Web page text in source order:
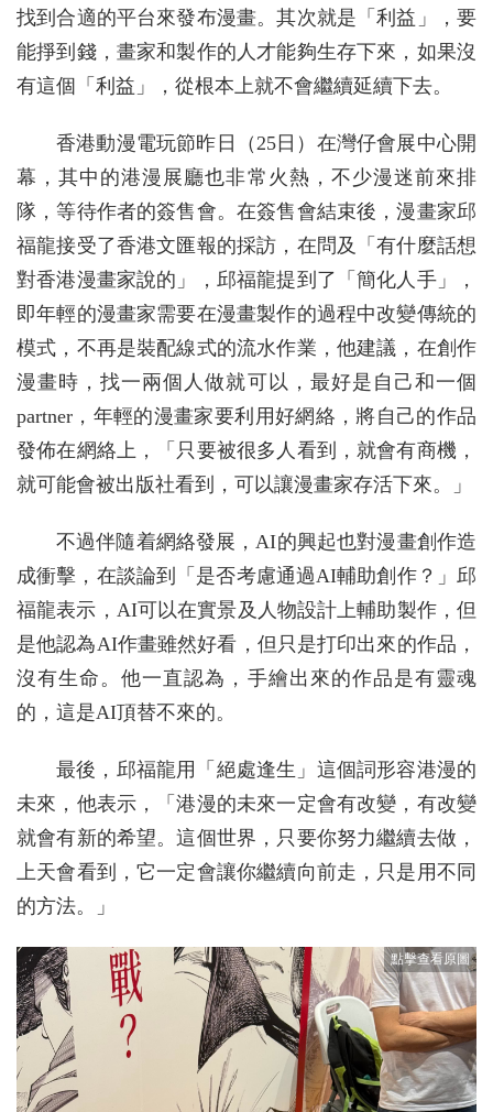
找到合適的平台來發布漫畫。其次就是「利益」，要
能掙到錢，畫家和製作的人才能夠生存下來，如果沒
有這個「利益」，從根本上就不會繼續延續下去。
香港動漫電玩節昨日（25日）在灣仔會展中心開
幕，其中的港漫展廳也非常火熱，不少漫迷前來排
隊，等待作者的簽售會。在簽售會結束後，漫畫家邱
福龍接受了香港文匯報的採訪，在問及「有什麼話想
對香港漫畫家說的」，邱福龍提到了「簡化人手」，
即年輕的漫畫家需要在漫畫製作的過程中改變傳統的
模式，不再是裝配線式的流水作業，他建議，在創作
漫畫時，找一兩個人做就可以，最好是自己和一個
partner，年輕的漫畫家要利用好網絡，將自己的作品
發佈在網絡上，「只要被很多人看到，就會有商機，
就可能會被出版社看到，可以讓漫畫家存活下來。」
不過伴隨着網絡發展，AI的興起也對漫畫創作造
成衝擊，在談論到「是否考慮通過AI輔助創作？」邱
福龍表示，AI可以在實景及人物設計上輔助製作，但
是他認為AI作畫雖然好看，但只是打印出來的作品，
沒有生命。他一直認為，手繪出來的作品是有靈魂
的，這是AI頂替不來的。
最後，邱福龍用「絕處逢生」這個詞形容港漫的
未來，他表示，「港漫的未來一定會有改變，有改變
就會有新的希望。這個世界，只要你努力繼續去做，
上天會看到，它一定會讓你繼續向前走，只是用不同
的方法。」